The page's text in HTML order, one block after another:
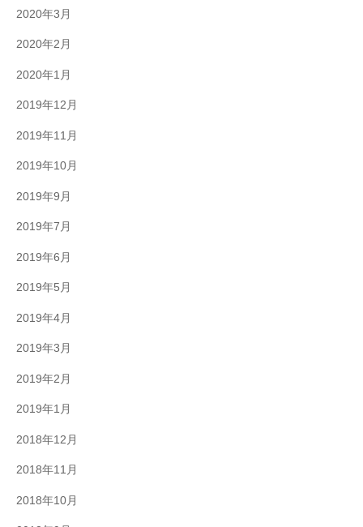
2020年3月
2020年2月
2020年1月
2019年12月
2019年11月
2019年10月
2019年9月
2019年7月
2019年6月
2019年5月
2019年4月
2019年3月
2019年2月
2019年1月
2018年12月
2018年11月
2018年10月